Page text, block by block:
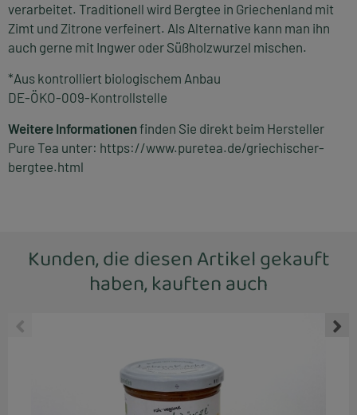
verarbeitet. Traditionell wird Bergtee in Griechenland mit
Zimt und Zitrone verfeinert. Als Alternative kann man ihn
auch gerne mit Ingwer oder Süßholzwurzel mischen.
*Aus kontrolliert biologischem Anbau
DE-ÖKO-009-Kontrollstelle
Weitere Informationenfinden Sie direkt beim Hersteller
Pure Tea unter: https://www.puretea.de/griechischer-
bergtee.html
Kunden, die diesen Artikel gekauft
haben, kauften auch